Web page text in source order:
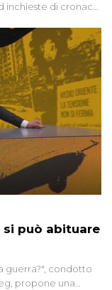
inchieste di cronaca
si può abituare
guerra?", condotto
propone una